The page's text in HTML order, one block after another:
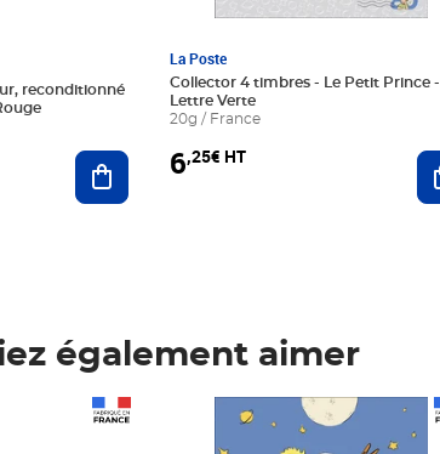
reconditionné
Ajouter au panier
La Poste
Collector 4 timbres - Le Petit Prince -
Lettre Verte
20g / France
6,25€ HT
également aimer
Prix 6,25€ HT